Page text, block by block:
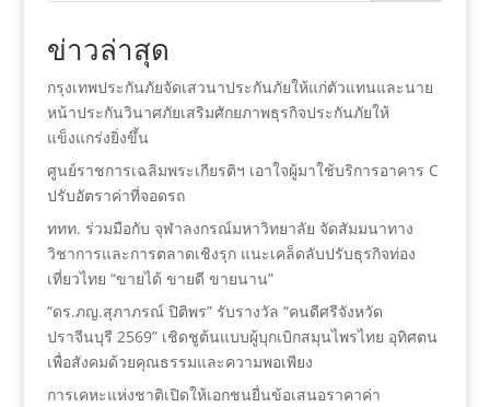
ข่าวล่าสุด
กรุงเทพประกันภัยจัดเสวนาประกันภัยให้แก่ตัวแทนและนาย
หน้าประกันวินาศภัยเสริมศักยภาพธุรกิจประกันภัยให้
แข็งแกร่งยิ่งขึ้น
ศูนย์ราชการเฉลิมพระเกียรติฯ เอาใจผู้มาใช้บริการอาคาร C
ปรับอัตราค่าที่จอดรถ
ททท. ร่วมมือกับ จุฬาลงกรณ์มหาวิทยาลัย จัดสัมมนาทาง
วิชาการและการตลาดเชิงรุก แนะเคล็ดลับปรับธุรกิจท่อง
เที่ยวไทย “ขายได้ ขายดี ขายนาน”
“ดร.ภญ.สุภาภรณ์ ปิติพร” รับรางวัล “คนดีศรีจังหวัด
ปราจีนบุรี 2569” เชิดชูต้นแบบผู้บุกเบิกสมุนไพรไทย อุทิศตน
เพื่อสังคมด้วยคุณธรรมและความพอเพียง
การเคหะแห่งชาติเปิดให้เอกชนยื่นข้อเสนอราคาค่า